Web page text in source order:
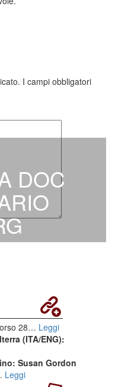
DOC
I campi obbligatori
28… Leggi
(ITA/ENG):
Susan Gordon
Leggi